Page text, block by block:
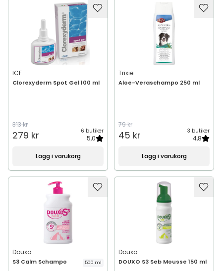
ICF
Clorexyderm Spot Gel 100 ml
313 kr
279 kr 6 butiker
5,0
Lägg i varukorg
Trixie
Aloe-Veraschampo 250 ml
79 kr
45 kr 3 butiker
4,8
Lägg i varukorg
Douxo
S3 Calm Schampo 500 ml
Douxo
DOUXO S3 Seb Mousse 150 ml